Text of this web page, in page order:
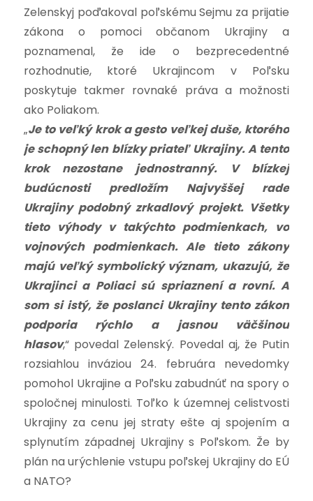
Zelenskyj poďakoval poľskému Sejmu za prijatie
zákona o pomoci občanom Ukrajiny a
poznamenal, že ide o bezprecedentné
rozhodnutie, ktoré Ukrajincom v Poľsku
poskytuje takmer rovnaké práva a možnosti
ako Poliakom.
„Je to veľký krok a gesto veľkej duše, ktorého
je schopný len blízky priateľ Ukrajiny. A tento
krok nezostane jednostranný. V blízkej
budúcnosti predložím Najvyššej rade
Ukrajiny podobný zrkadlový projekt. Všetky
tieto výhody v takýchto podmienkach, vo
vojnových podmienkach. Ale tieto zákony
majú veľký symbolický význam, ukazujú, že
Ukrajinci a Poliaci sú spriaznení a rovní. A
som si istý, že poslanci Ukrajiny tento zákon
podporia rýchlo a jasnou väčšinou
hlasov,“ povedal Zelenský. Povedal aj, že Putin
rozsiahlou inváziou 24. februára nevedomky
pomohol Ukrajine a Poľsku zabudnúť na spory o
spoločnej minulosti. Toľko k územnej celistvosti
Ukrajiny za cenu jej straty ešte aj spojením a
splynutím západnej Ukrajiny s Poľskom. Že by
plán na urýchlenie vstupu poľskej Ukrajiny do EÚ
a NATO?